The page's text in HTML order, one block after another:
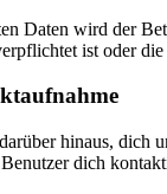
Daten wird der
ist oder
hinaus, dich
dich